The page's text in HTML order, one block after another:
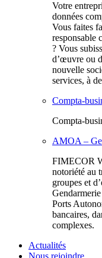
Votre
données
Vous faites
responsable
? Vous
d’œuvre ou
nouvelle
services, à
Compta-
Compta-
AMOA –
FIMECOR
notoriété au
groupes et
Ports
bancaires,
complexes.
Actualités
Nous rejoindre